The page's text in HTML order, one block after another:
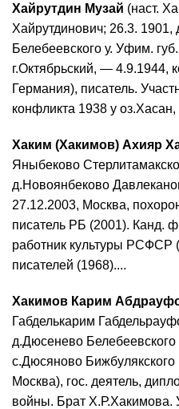
Хайрутдин Музай (наст.
Хайрутдинович; 26.3. 1901,
Белебеевского у. Уфим.
г.Октябрьский, — 4.9.1944,
Германия), писатель.
конфликта 1938 у оз.Хасан,
Хаким (Хакимов) Ахияр
Яныбеково
д.Новоянбеково
27.12.2003, Москва,
писатель РБ (2001). Канд.
работник культуры РСФСР
писателей (1968)....
Хакимов Карим
Габделькарим
д.Дюсенево
с.Дюсяново
Москва), гос. деятель,
войны. Брат Х.Р.Хакимова.